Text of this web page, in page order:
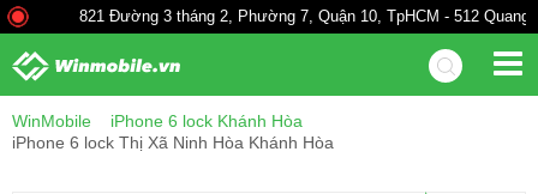
821 Đường 3 tháng 2, Phường 7, Quận 10, TpHCM - 512 Quang
WinMobile
iPhone 6 lock Khánh Hòa
iPhone 6 lock Thị Xã Ninh Hòa Khánh Hòa